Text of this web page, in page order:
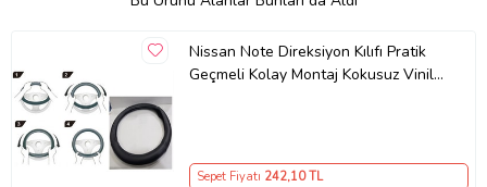
Nissan Note Direksiyon Kılıfı Pratik
Geçmeli Kolay Montaj Kokusuz Vinil
Sepet Fiyatı 242,10 TL